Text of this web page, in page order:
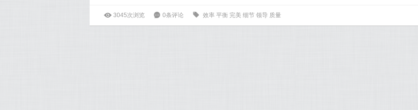
ė 3045次浏览 6 0条评论 0 效率 平衡 完美 细节 领导 质量